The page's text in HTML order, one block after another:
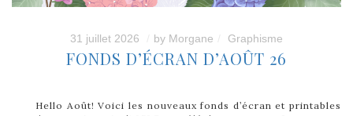
31 juillet 2026 by Morgane Graphisme
FONDS D’ÉCRAN D’AOÛT 26
Hello Août! Voici les nouveaux fonds d’écran et printables